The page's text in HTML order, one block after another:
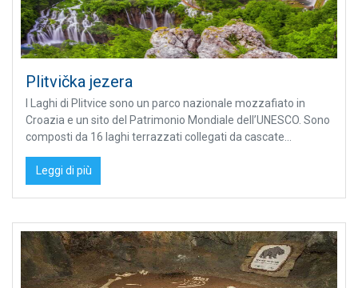
Plitvička jezera
I Laghi di Plitvice sono un parco nazionale mozzafiato in
Croazia e un sito del Patrimonio Mondiale dell’UNESCO. Sono
composti da 16 laghi terrazzati collegati da cascate...
Leggi di più